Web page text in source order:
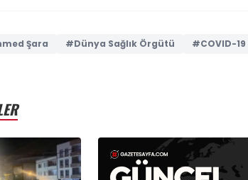
Şara #Dünya Sağlık Örgütü #COVID-19